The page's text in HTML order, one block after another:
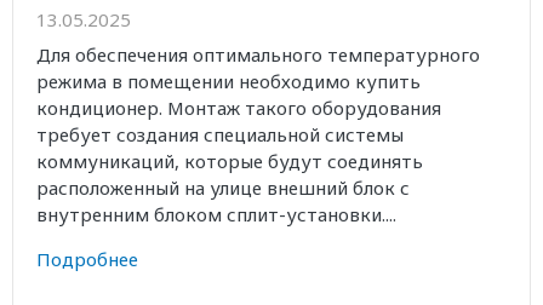
13.05.2025
Для обеспечения оптимального температурного
режима в помещении необходимо купить
кондиционер. Монтаж такого оборудования
требует создания специальной системы
коммуникаций, которые будут соединять
расположенный на улице внешний блок с
внутренним блоком сплит-установки....
Подробнее